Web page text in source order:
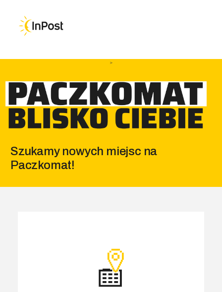
Przejdź do głównej nawigacji
Przejdź do treści
Przejdź do stopki
>
Szukamy nowych miejsc na
Paczkomat!